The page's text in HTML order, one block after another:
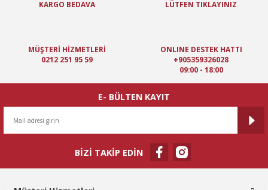
Ürün resmi kalitesiz, bozuk veya görüntülenemiyor.
Ürün bilgilerinde hatalar bulunuyor.
Ürün fiyatı diğer sitelerden daha pahalı.
Gönder
KARGO BEDAVA
LÜTFEN TIKLAYINIZ
MÜŞTERİ HİZMETLERİ
0212 251 95 59
ONLINE DESTEK HATTI
+905359326028
09:00 - 18:00
E- BÜLTEN KAYIT
BİZİ TAKİP EDİN